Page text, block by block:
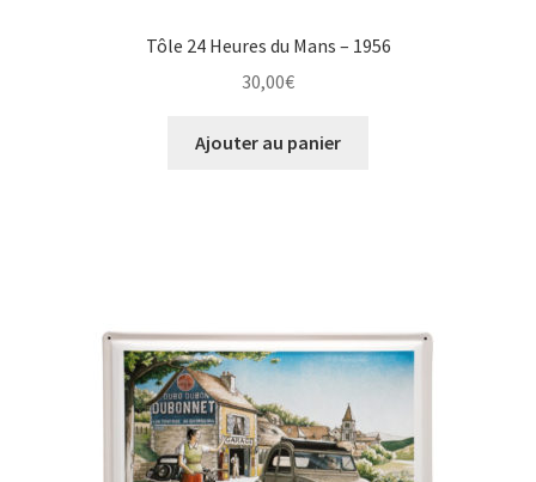
Tôle 24 Heures du Mans – 1956
30,00€
Ajouter au panier